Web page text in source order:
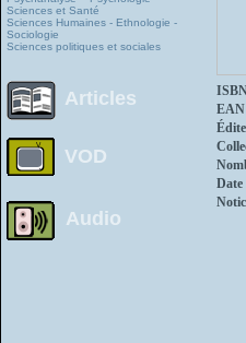
Sciences et Santé
Sciences Humaines - Ethnologie -
Sociologie
Sciences politiques et sociales
Articles
VOD
Audio
EAN
Date